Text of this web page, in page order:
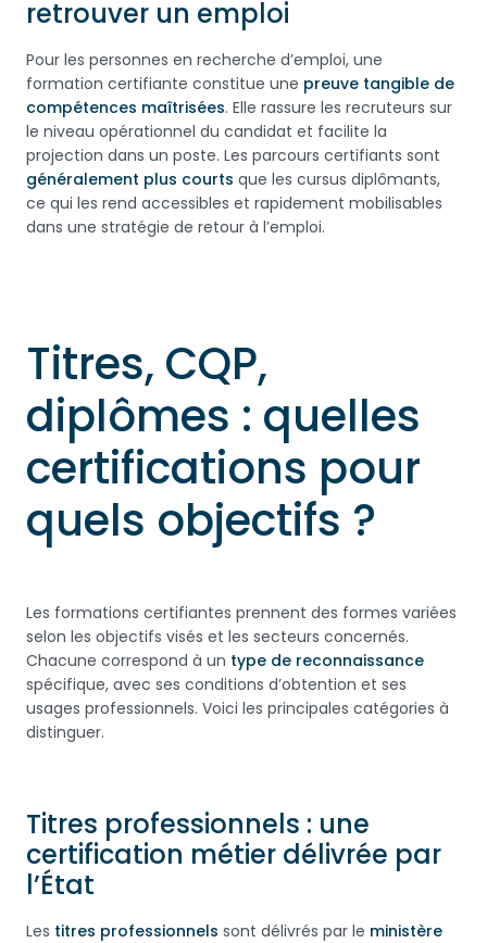
retrouver un emploi
Pour les personnes en recherche d’emploi, une
formation certifiante constitue une preuve tangible de
compétences maîtrisées. Elle rassure les recruteurs sur
le niveau opérationnel du candidat et facilite la
projection dans un poste. Les parcours certifiants sont
généralement plus courts que les cursus diplômants,
ce qui les rend accessibles et rapidement mobilisables
dans une stratégie de retour à l’emploi.
Titres, CQP,
diplômes : quelles
certifications pour
quels objectifs ?
Les formations certifiantes prennent des formes variées
selon les objectifs visés et les secteurs concernés.
Chacune correspond à un type de reconnaissance
spécifique, avec ses conditions d’obtention et ses
usages professionnels. Voici les principales catégories à
distinguer.
Titres professionnels : une
certification métier délivrée par
l’État
Les titres professionnels sont délivrés par le ministère